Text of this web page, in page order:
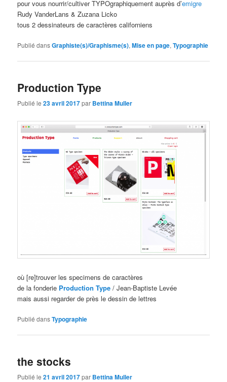
pour vous nourrir/cultiver TYPOgraphiquement auprès d’emigre
Rudy VanderLans & Zuzana Licko
tous 2 dessinateurs de caractères californiens
Publié dansGraphiste(s)/Graphisme(s),Mise en page,Typographie
Production Type
Publié le23 avril 2017par Bettina Muller
où [re]trouver les specimens de caractères
de la fonderie Production Type / Jean-Baptiste Levée
mais aussi regarder de près le dessin de lettres
Publié dansTypographie
the stocks
Publié le21 avril 2017par Bettina Muller